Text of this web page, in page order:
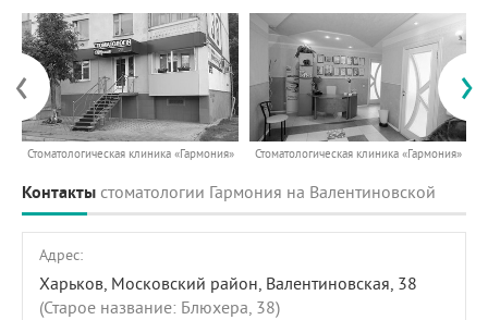
Стоматологическая клиника «Гармония» Стоматологическая клиника «Гармония»
‹ ›
Контакты стоматологии Гармония на Валентиновской
Адрес:
Харьков, Московский район, Валентиновская, 38
(Старое название: Блюхера, 38)